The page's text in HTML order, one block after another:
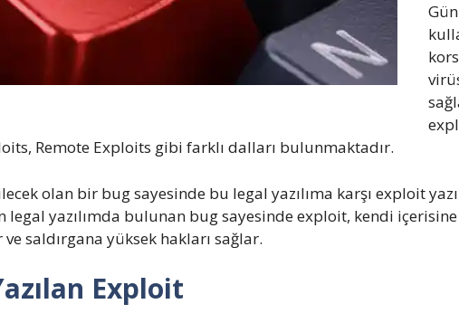
Remote Exploits gibi farklı dalları bulunmaktadır.
olan bir bug sayesinde bu legal yazılıma karşı exploit
legal yazılımda bulunan bug sayesinde exploit, kendi
saldırgana yüksek hakları sağlar.
Exploit